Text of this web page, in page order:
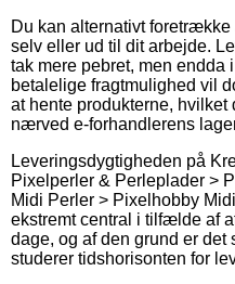
Du kan alternativt
selv eller ud til dit arbejde.
tak mere pebret, men endda
betalelige fragtmulighed vil
at hente produkterne,
nærved e-forhandlerens
Leveringsdygtigheden på
Pixelperler & Perleplader >
Midi Perler > Pixelhobby
ekstremt central i tilfælde af
dage, og af den grund er
studerer tidshorisonten for